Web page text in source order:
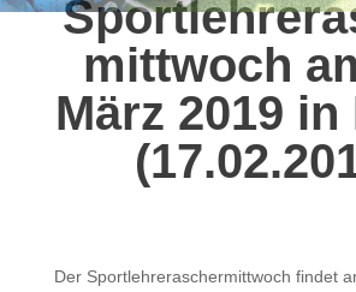
mittwoch
März 2019
Der Sportlehreraschermittwoch findet